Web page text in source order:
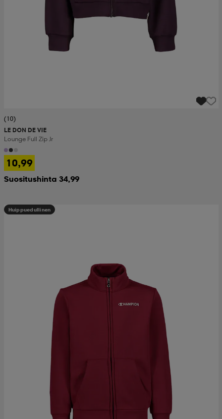
(10)
LE DON DE VIE
Lounge Full Zip Jr
10,99
Suositushinta 34,99
Huippuedullinen